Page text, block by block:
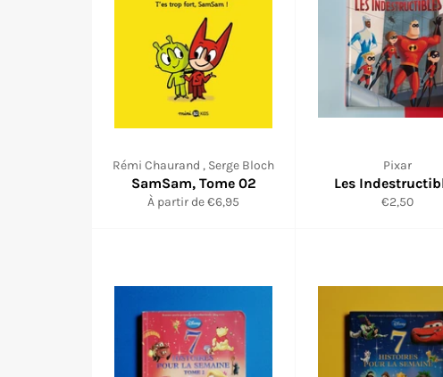
Rémi Chaurand , Serge Bloch
SamSam, Tome 02
À partir de €6,95
Pixar
Les
Prix
€2,50